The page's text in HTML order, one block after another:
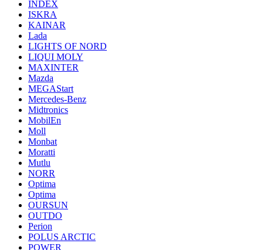
INDEX
ISKRA
KAINAR
Lada
LIGHTS OF NORD
LIQUI MOLY
MAXINTER
Mazda
MEGAStart
Mercedes-Benz
Midtronics
MobilEn
Moll
Monbat
Moratti
Mutlu
NORR
Optima
Optima
OURSUN
OUTDO
Perion
POLUS ARCTIC
POWER